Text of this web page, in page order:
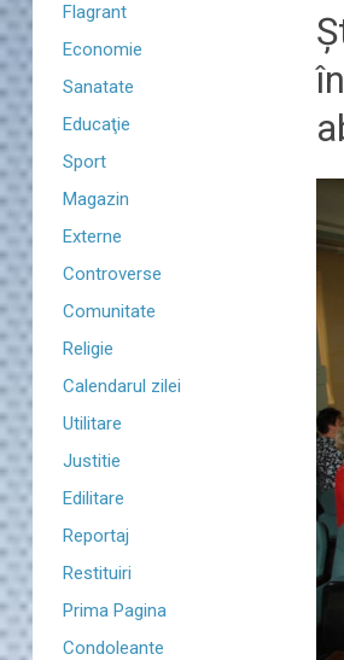
Flagrant
Economie
Sanatate
Educaţie
Sport
Magazin
Externe
Controverse
Comunitate
Religie
Calendarul zilei
Utilitare
Justitie
Edilitare
Reportaj
Restituiri
Prima Pagina
Condoleante